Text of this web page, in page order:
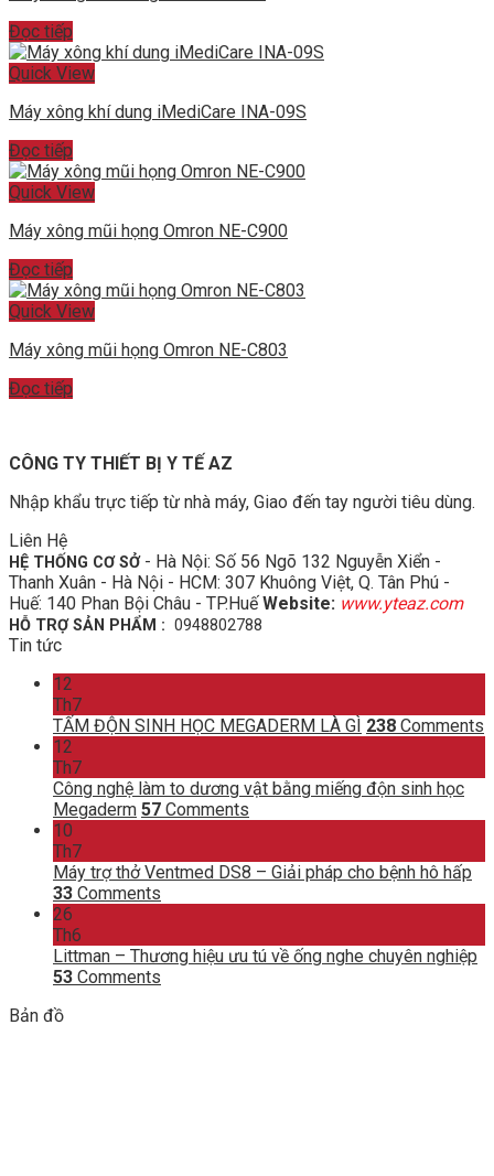
Đọc tiếp
Quick View
Máy xông khí dung iMediCare INA-09S
Đọc tiếp
Quick View
Máy xông mũi họng Omron NE-C900
Đọc tiếp
Quick View
Máy xông mũi họng Omron NE-C803
Đọc tiếp
CÔNG TY THIẾT BỊ Y TẾ AZ
Nhập khẩu trực tiếp từ nhà máy, Giao đến tay người tiêu dùng.
Liên Hệ
HỆ THỐNG CƠ SỞ - Hà Nội: Số 56 Ngõ 132 Nguyễn Xiển -
Thanh Xuân - Hà Nội - HCM: 307 Khuông Việt, Q. Tân Phú -
Huế: 140 Phan Bội Châu - TP.HuếWebsite: www.yteaz.com
HỖ TRỢ SẢN PHẨM : 0948802788
Tin tức
12
Th7
TẤM ĐỘN SINH HỌC MEGADERM LÀ GÌ 238 Comments
12
Th7
Công nghệ làm to dương vật bằng miếng độn sinh học
Megaderm 57 Comments
10
Th7
Máy trợ thở Ventmed DS8 – Giải pháp cho bệnh hô hấp
33 Comments
26
Th6
Littman – Thương hiệu ưu tú về ống nghe chuyên nghiệp
53 Comments
Bản đồ